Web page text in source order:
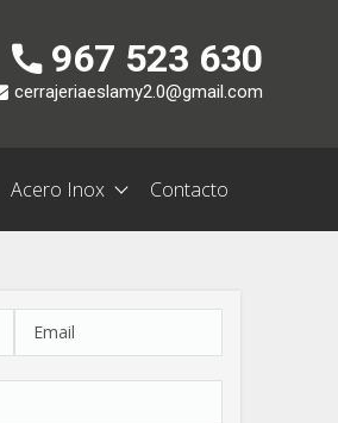
967 523 630
cerrajeriaeslamy2.0@gmail.com
Acero Inox Contacto